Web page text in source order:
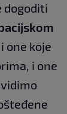
dogoditi
one koje
i one